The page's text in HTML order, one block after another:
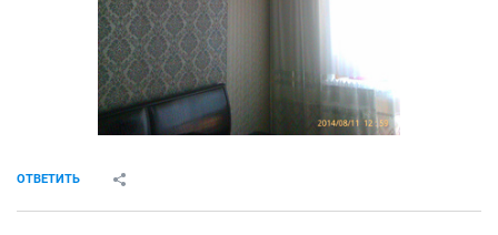
ОТВЕТИТЬ